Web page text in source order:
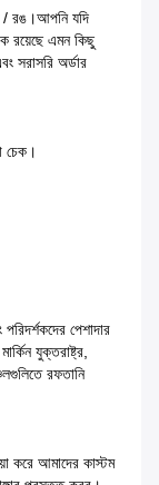
রঙ।আপনি যদি
রয়েছে এমন কিছু
সরাসরি অর্ডার
চেক।
পেশাদার
যুক্তরাষ্ট্র,
রফতানি
করে আমাদের কাস্টম